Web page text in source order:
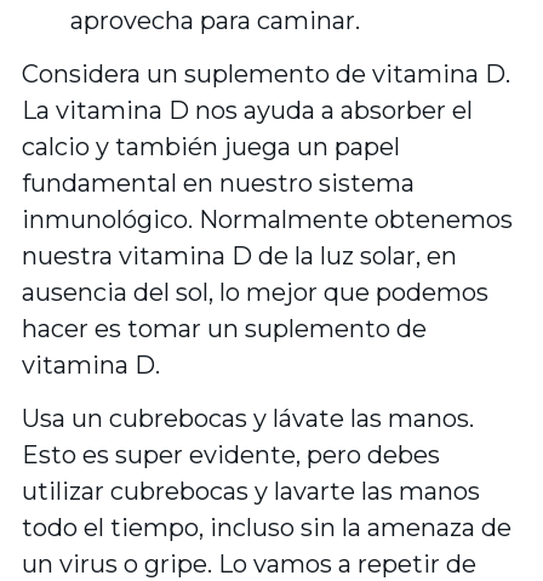
aprovecha para caminar.
Considera un suplemento de vitamina D.
La vitamina D nos ayuda a absorber el
calcio y también juega un papel
fundamental en nuestro sistema
inmunológico. Normalmente obtenemos
nuestra vitamina D de la luz solar, en
ausencia del sol, lo mejor que podemos
hacer es tomar un suplemento de
vitamina D.
Usa un cubrebocas y lávate las manos.
Esto es super evidente, pero debes
utilizar cubrebocas y lavarte las manos
todo el tiempo, incluso sin la amenaza de
un virus o gripe. Lo vamos a repetir de